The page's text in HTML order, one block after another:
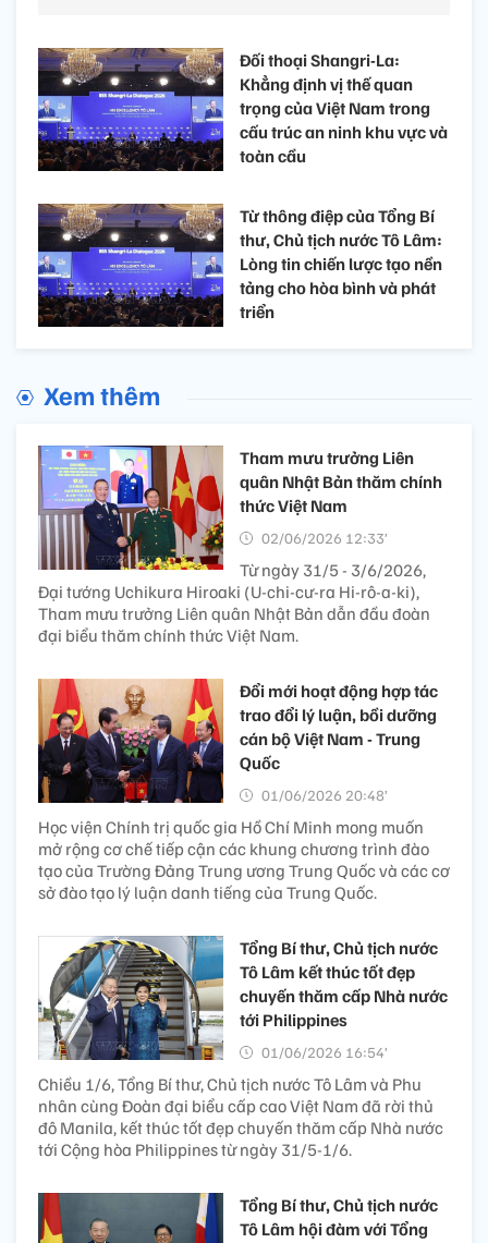
Đối thoại Shangri-La:
Khẳng định vị thế quan
trọng của Việt Nam trong
cấu trúc an ninh khu vực và
toàn cầu
Từ thông điệp của Tổng Bí
thư, Chủ tịch nước Tô Lâm:
Lòng tin chiến lược tạo nền
tảng cho hòa bình và phát
triển
Xem thêm
Tham mưu trưởng Liên
quân Nhật Bản thăm chính
thức Việt Nam
02/06/2026 12:33’
Từ ngày 31/5 - 3/6/2026,
Đại tướng Uchikura Hiroaki (U-chi-cư-ra Hi-rô-a-ki),
Tham mưu trưởng Liên quân Nhật Bản dẫn đầu đoàn
đại biểu thăm chính thức Việt Nam.
Đổi mới hoạt động hợp tác
trao đổi lý luận, bồi dưỡng
cán bộ Việt Nam - Trung
Quốc
01/06/2026 20:48’
Học viện Chính trị quốc gia Hồ Chí Minh mong muốn
mở rộng cơ chế tiếp cận các khung chương trình đào
tạo của Trường Đảng Trung ương Trung Quốc và các cơ
sở đào tạo lý luận danh tiếng của Trung Quốc.
Tổng Bí thư, Chủ tịch nước
Tô Lâm kết thúc tốt đẹp
chuyến thăm cấp Nhà nước
tới Philippines
01/06/2026 16:54’
Chiều 1/6, Tổng Bí thư, Chủ tịch nước Tô Lâm và Phu
nhân cùng Đoàn đại biểu cấp cao Việt Nam đã rời thủ
đô Manila, kết thúc tốt đẹp chuyến thăm cấp Nhà nước
tới Cộng hòa Philippines từ ngày 31/5-1/6.
Tổng Bí thư, Chủ tịch nước
Tô Lâm hội đàm với Tổng